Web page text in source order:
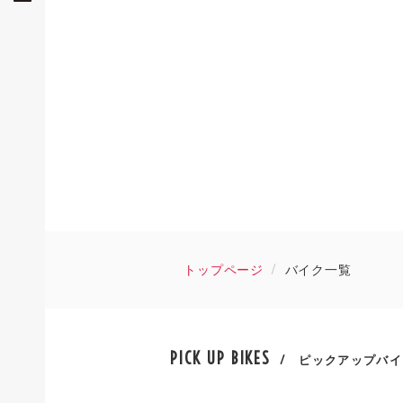
トップページ バイク一覧
PICK UP BIKES / ピックアップバ